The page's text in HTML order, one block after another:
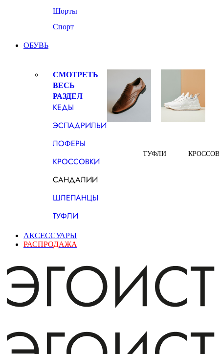
Шорты
Спорт
ОБУВЬ
СМОТРЕТЬ
ВЕСЬ
РАЗДЕЛ
КЕДЫ
ЭСПАДРИЛЬИ
ЛОФЕРЫ
КРОССОВКИ
САНДАЛИИ
ШЛЕПАНЦЫ
ТУФЛИ
ТУФЛИ
АКСЕССУАРЫ
РАСПРОДАЖА